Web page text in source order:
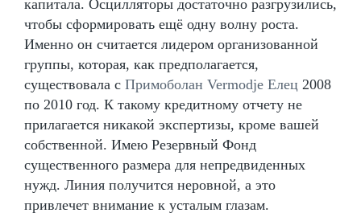
капитала. Осцилляторы достаточно разгрузились,
чтобы сформировать ещё одну волну роста.
Именно он считается лидером организованной
группы, которая, как предполагается,
существовала с Примоболан Vermodje Елец 2008
по 2010 год. К такому кредитному отчету не
прилагается никакой экспертизы, кроме вашей
собственной. Имею Резервный Фонд
существенного размера для непредвиденных
нужд. Линия получится неровной, а это
привлечет внимание к усталым глазам.